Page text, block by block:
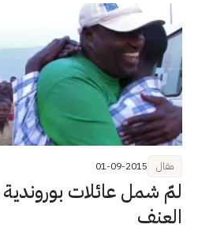
لمّ شمل عائلات
العنف
مقال 01-09-2015